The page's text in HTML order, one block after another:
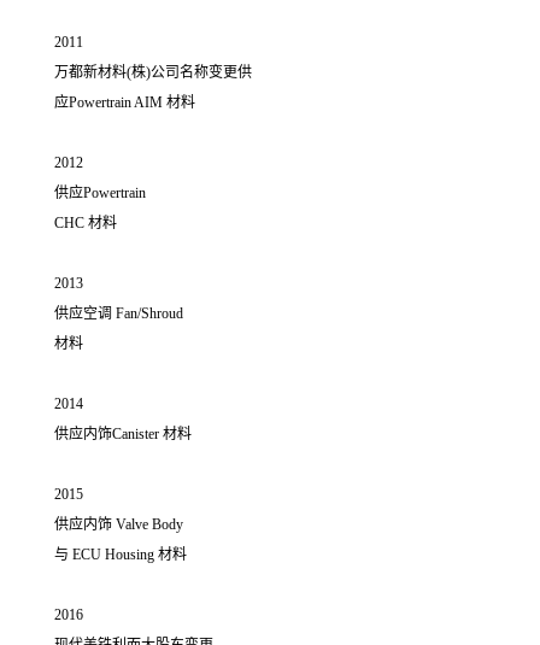
2011
万都新材料(株)公司名称变更供
应Powertrain AIM 材料
2012
供应Powertrain
CHC 材料
2013
供应空调 Fan/Shroud
材料
2014
供应内饰Canister 材料
2015
供应内饰 Valve Body
与 ECU Housing 材料
2016